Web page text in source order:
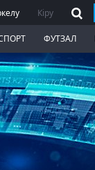
Кіру
ФУТЗАЛ